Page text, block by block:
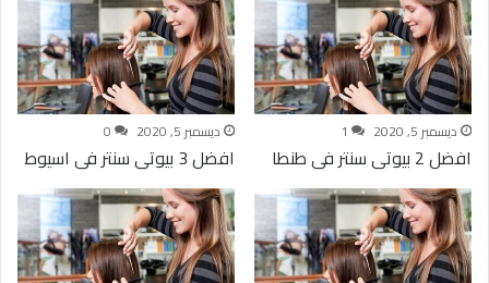
ديسمبر 5, 2020 1
افضل 2 بيوتى سنتر فى طنطا
ديسمبر 5, 2020 0
افضل 3 بيوتى سنتر فى اسيوط